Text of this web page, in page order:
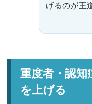
げるのが王
重度者・認知
を上げる